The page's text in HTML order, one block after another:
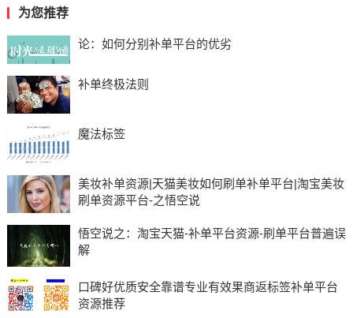
为您推荐
论：如何分别补单平台的优劣
补单终极法则
魔法标签
美妆补单资源|天猫美妆如何刷单补单平台|淘宝美妆
刷单资源平台-之悟空说
悟空说之：淘宝天猫-补单平台资源-刷单平台普遍误
解
口碑好优质安全靠谱专业有效果商返标签补单平台
资源推荐